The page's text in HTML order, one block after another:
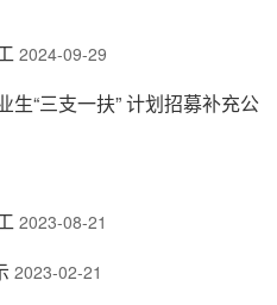
2024-09-29
“三支一扶” 计划招募补充公
2023-08-21
2023-02-21